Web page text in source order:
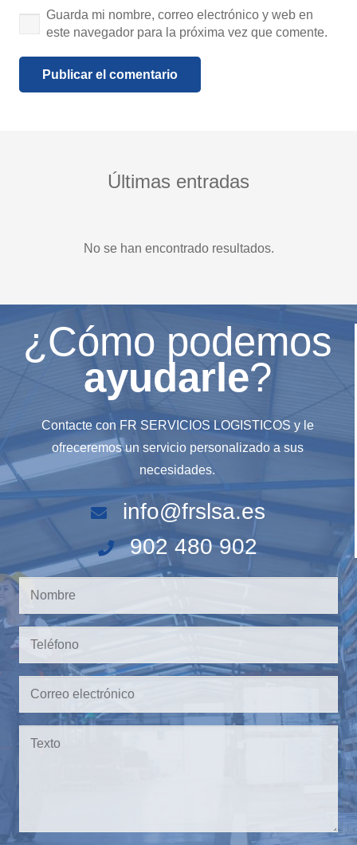
Guarda mi nombre, correo electrónico y web en
este navegador para la próxima vez que comente.
Publicar el comentario
Últimas entradas
No se han encontrado resultados.
¿Cómo podemos
ayudarle?
Contacte con FR SERVICIOS LOGISTICOS y le
ofreceremos un servicio personalizado a sus
necesidades.
info@frslsa.es
902 480 902